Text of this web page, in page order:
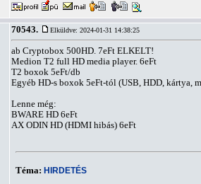
70543. Elküldve: 2024-01-31 14:38:25
ab Cryptobox 500HD. 7eFt ELKELT!
Medion T2 full HD media player. 6eFt
T2 boxok 5eFt/db
Egyéb HD-s boxok 5eFt-tól (USB, HDD, kártya,
Lenne még:
BWARE HD 6eFt
AX ODIN HD (HDMI hibás) 6eFt
Téma: HIRDETÉS